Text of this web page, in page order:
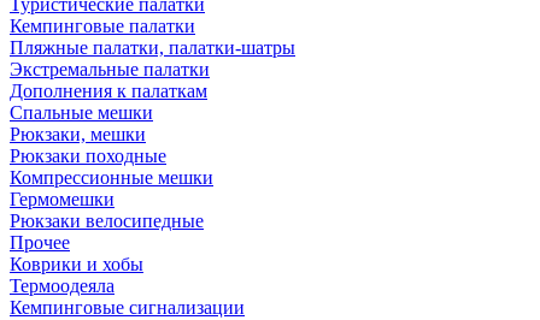
Туристические палатки
Кемпинговые палатки
Пляжные палатки, палатки-шатры
Экстремальные палатки
Дополнения к палаткам
Спальные мешки
Рюкзаки, мешки
Рюкзаки походные
Компрессионные мешки
Гермомешки
Рюкзаки велосипедные
Прочее
Коврики и хобы
Термоодеяла
Кемпинговые сигнализации